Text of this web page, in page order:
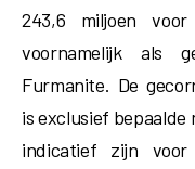
243,6 miljoen
voornamelijk als
Furmanite. De
is exclusief
indicatief zijn voor